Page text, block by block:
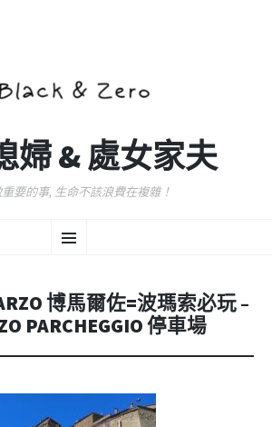
婦 & 處女家夫
要的事, 生命不該浪費在複雜！
選
至
容
博馬爾佐=波瑪索必玩 –
PARCHEGGIO 停車場